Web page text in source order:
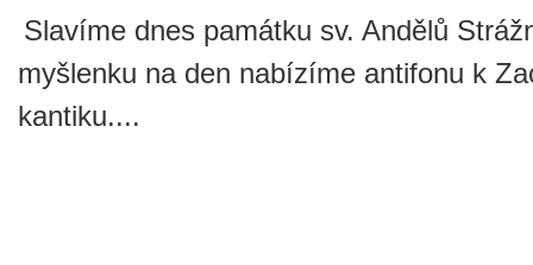
Slavíme dnes památku sv. Andělů
myšlenku na den nabízíme antifonu k
kantiku....